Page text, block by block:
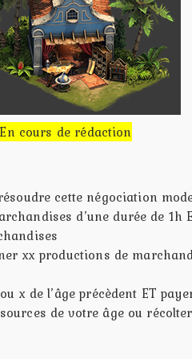
En cours de rédaction
cette négociation
d’une durée de 1h
xx productions de
x de l’âge précèdent ET
de votre âge ou